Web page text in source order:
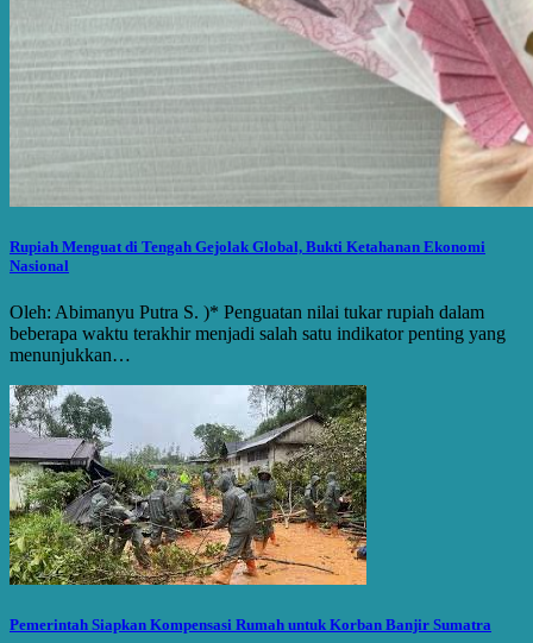
Rupiah Menguat di Tengah Gejolak Global, Bukti Ketahanan Ekonomi
Nasional
Oleh: Abimanyu Putra S. )* Penguatan nilai tukar rupiah dalam
beberapa waktu terakhir menjadi salah satu indikator penting yang
menunjukkan…
Pemerintah Siapkan Kompensasi Rumah untuk Korban Banjir Sumatra